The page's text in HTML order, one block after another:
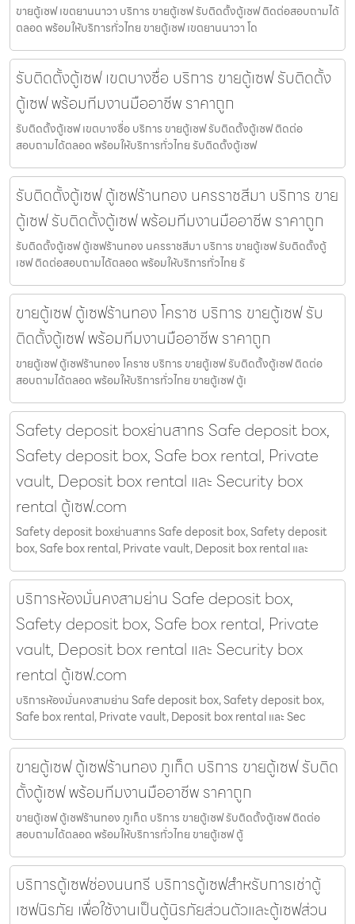
ขายตู้เซฟ เขตยานนาวา บริการ ขายตู้เซฟ รับติดตั้งตู้เซฟ ติดต่อสอบถามได้
ตลอด พร้อมให้บริการทั่วไทย ขายตู้เซฟ เขตยานนาวา โด
รับติดตั้งตู้เซฟ เขตบางซื่อ บริการ ขายตู้เซฟ รับติดตั้ง
ตู้เซฟ พร้อมทีมงานมืออาชีพ ราคาถูก
รับติดตั้งตู้เซฟ เขตบางซื่อ บริการ ขายตู้เซฟ รับติดตั้งตู้เซฟ ติดต่อ
สอบถามได้ตลอด พร้อมให้บริการทั่วไทย รับติดตั้งตู้เซฟ
รับติดตั้งตู้เซฟ ตู้เซฟร้านทอง นครราชสีมา บริการ ขาย
ตู้เซฟ รับติดตั้งตู้เซฟ พร้อมทีมงานมืออาชีพ ราคาถูก
รับติดตั้งตู้เซฟ ตู้เซฟร้านทอง นครราชสีมา บริการ ขายตู้เซฟ รับติดตั้งตู้
เซฟ ติดต่อสอบถามได้ตลอด พร้อมให้บริการทั่วไทย รั
ขายตู้เซฟ ตู้เซฟร้านทอง โคราช บริการ ขายตู้เซฟ รับ
ติดตั้งตู้เซฟ พร้อมทีมงานมืออาชีพ ราคาถูก
ขายตู้เซฟ ตู้เซฟร้านทอง โคราช บริการ ขายตู้เซฟ รับติดตั้งตู้เซฟ ติดต่อ
สอบถามได้ตลอด พร้อมให้บริการทั่วไทย ขายตู้เซฟ ตู้เ
Safety deposit boxย่านสาทร Safe deposit box,
Safety deposit box, Safe box rental, Private
vault, Deposit box rental และ Security box
rental ตู้เซฟ.com
Safety deposit boxย่านสาทร Safe deposit box, Safety deposit
box, Safe box rental, Private vault, Deposit box rental และ
บริการห้องมั่นคงสามย่าน Safe deposit box,
Safety deposit box, Safe box rental, Private
vault, Deposit box rental และ Security box
rental ตู้เซฟ.com
บริการห้องมั่นคงสามย่าน Safe deposit box, Safety deposit box,
Safe box rental, Private vault, Deposit box rental และ Sec
ขายตู้เซฟ ตู้เซฟร้านทอง ภูเก็ต บริการ ขายตู้เซฟ รับติด
ตั้งตู้เซฟ พร้อมทีมงานมืออาชีพ ราคาถูก
ขายตู้เซฟ ตู้เซฟร้านทอง ภูเก็ต บริการ ขายตู้เซฟ รับติดตั้งตู้เซฟ ติดต่อ
สอบถามได้ตลอด พร้อมให้บริการทั่วไทย ขายตู้เซฟ ตู้
บริการตู้เซฟช่องนนทรี บริการตู้เซฟสำหรับการเช่าตู้
เซฟนิรภัย เพื่อใช้งานเป็นตู้นิรภัยส่วนตัวและตู้เซฟส่วน